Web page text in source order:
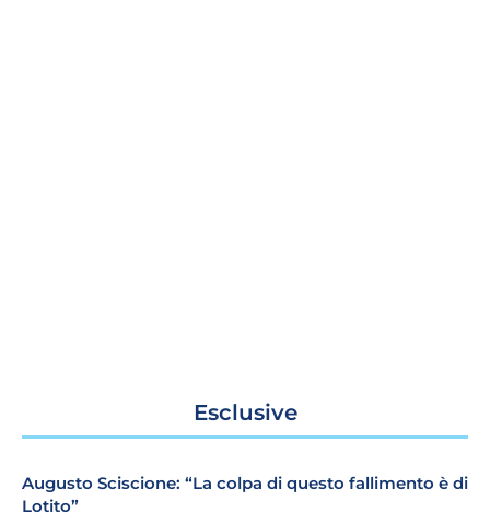
Esclusive
Augusto Sciscione: “La colpa di questo fallimento è di
Lotito”